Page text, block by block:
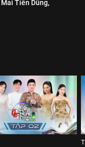
Mai Tiến Dũng,